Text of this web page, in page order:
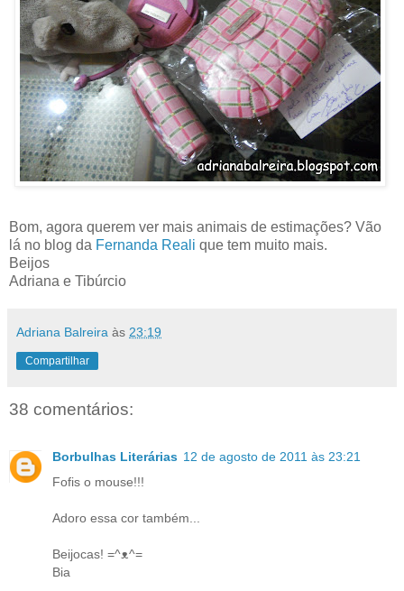
Bom, agora querem ver mais animais de estimações? Vão
lá no blog da Fernanda Reali que tem muito mais.
Beijos
Adriana e Tibúrcio
Adriana Balreira às 23:19
Compartilhar
38 comentários:
Borbulhas Literárias 12 de agosto de 2011 às 23:21
Fofis o mouse!!!
Adoro essa cor também...
Beijocas! =^ᴥ^=
Bia